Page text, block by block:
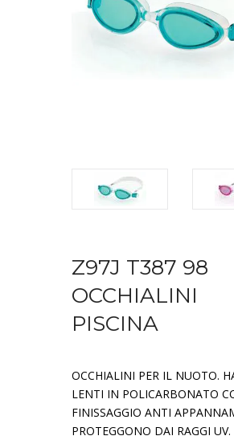
Z97J T387 98
OCCHIALINI
PISCINA
OCCHIALINI PER IL NUOTO.
LENTI IN POLICARBONATO
FINISSAGGIO ANTI
PROTEGGONO DAI RAGGI